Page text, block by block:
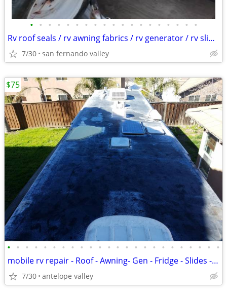
• • • • • • • • • • • • • • • • • • •
Rv roof seals / rv awning fabrics / rv generator / rv slideout
7/30 san fernando valley
• • • • • • • • • • • • • • • • • • • • • • • •
mobile rv repair - Roof - Awning- Gen - Fridge - Slides - Levelers -
7/30 antelope valley
$75